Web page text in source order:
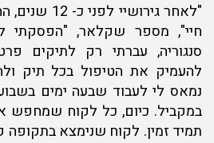
"לאחר
חיי", מספר שקלאר, "הפסקתי
סנגוריה, עברתי רק לתיקים
להעמיק את הטיפול בכל תיק
נמאס לי לעבוד שבעה ימים
במקביל. כיום, כל לקוח שמחפש
תמיד זמין. לקוח שנימצא בתקופה